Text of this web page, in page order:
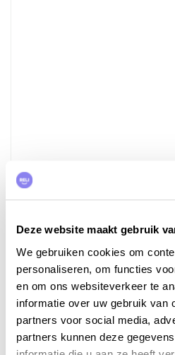
Deze website maakt gebruik
We gebruiken cookies om
personaliseren, om functies
en om ons websiteverkeer te
informatie over uw gebruik van
partners voor social media,
partners kunnen deze
Carcassonne
Les enthousiastes de
bâtiments impressionnants
visite deCarcassonne. Après
du Mont-Saint-Michel,
d'attractionle plus